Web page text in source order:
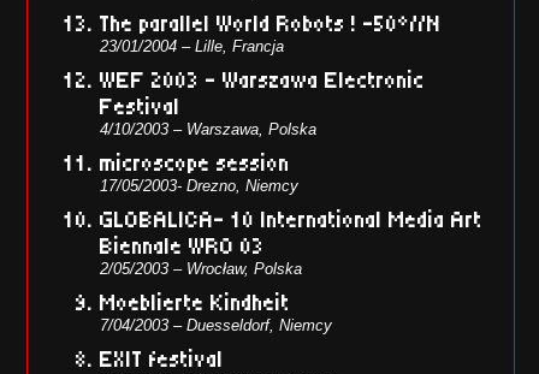
The parallel World Robots ! -50°//N
23/01/2004 – Lille, Francja
WEF 2003 – Warszawa Electronic
Festival
4/10/2003 – Warszawa, Polska
microscope session
17/05/2003- Drezno, Niemcy
GLOBALICA- 10 International Media Art
Biennale WRO 03
2/05/2003 – Wrocław, Polska
Moeblierte Kindheit
7/04/2003 – Duesseldorf, Niemcy
EXIT festival